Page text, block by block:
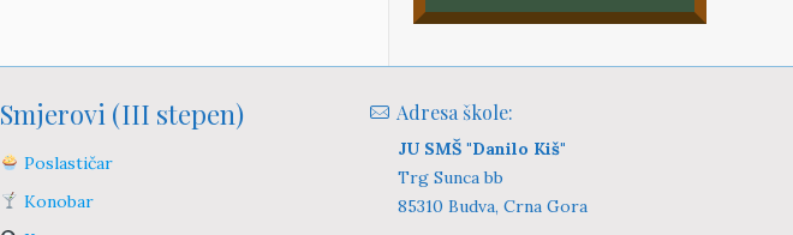
Smjerovi (III stepen)
Poslastičar
Konobar
Adresa škole:
JU SMŠ "Danilo Kiš"
Trg Sunca bb
85310 Budva, Crna Gora